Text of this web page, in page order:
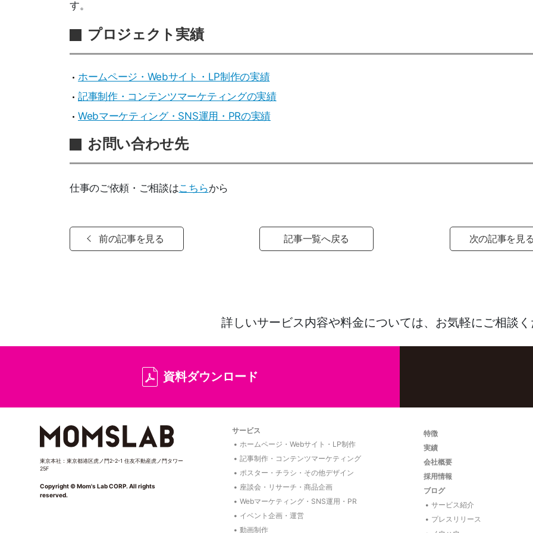
す。
プロジェクト実績
ホームページ・Webサイト・LP制作の実績
記事制作・コンテンツマーケティングの実績
Webマーケティング・SNS運用・PRの実績
お問い合わせ先
仕事のご依頼・ご相談はこちらから
前の記事を見る 記事一覧へ戻る 次の記事を見
詳しいサービス内容や料金については、 お気軽にご相談
資料ダウンロード
東京本社：東京都港区虎ノ門2-2-1 住友不動産虎ノ門タワー
25F
Copyright © Mom's Lab CORP. All rights
reserved.
サービス
ホームページ・Webサイト・LP制作
記事制作・コンテンツマーケティング
ポスター・チラシ・その他デザイン
座談会・リサーチ・商品企画
Webマーケティング・SNS運用・PR
イベント企画・運営
動画制作
特徴
実績
会社概要
採用情報
ブログ
サービス紹介
プレスリリース